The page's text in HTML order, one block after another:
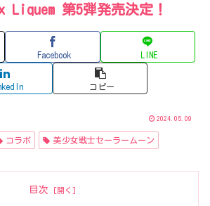
Liquem 第5弾発売決定！
Facebook LINE
コピー
2024.05.09
コラボ 美少女戦士セーラームーン
目次